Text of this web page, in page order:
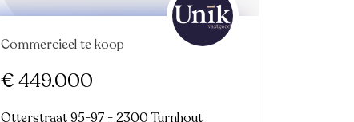
Virtual tour
Commercieel te koop
€ 449.000
Otterstraat 95-97 - 2300 Turnhout